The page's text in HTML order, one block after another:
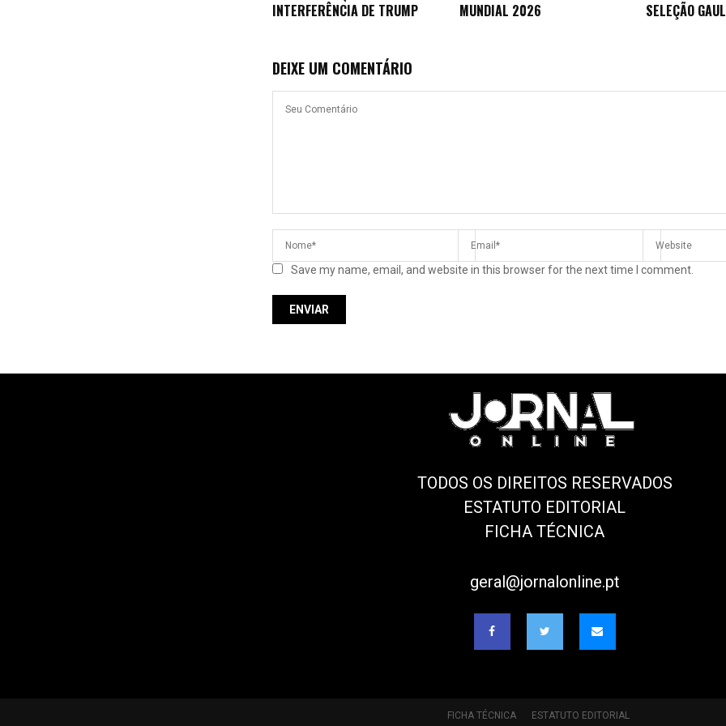
INTERFERÊNCIA DE TRUMP
MUNDIAL 2026
SELEÇÃO
DEIXE UM COMENTÁRIO
Save my name, email, and website in this browser for the next time I comment.
TODOS OS DIREITOS RESERVADOS
ESTATUTO EDITORIAL
FICHA TÉCNICA
geral@jornalonline.pt
FICHA TÉCNICA ESTATUTO EDITORIAL